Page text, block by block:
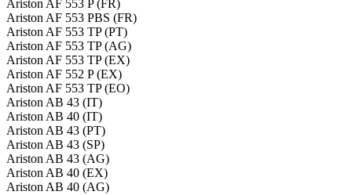
Ariston AF 553 P (FR)
Ariston AF 553 PBS (FR)
Ariston AF 553 TP (PT)
Ariston AF 553 TP (AG)
Ariston AF 553 TP (EX)
Ariston AF 552 P (EX)
Ariston AF 553 TP (EO)
Ariston AB 43 (IT)
Ariston AB 40 (IT)
Ariston AB 43 (PT)
Ariston AB 43 (SP)
Ariston AB 43 (AG)
Ariston AB 40 (EX)
Ariston AB 40 (AG)